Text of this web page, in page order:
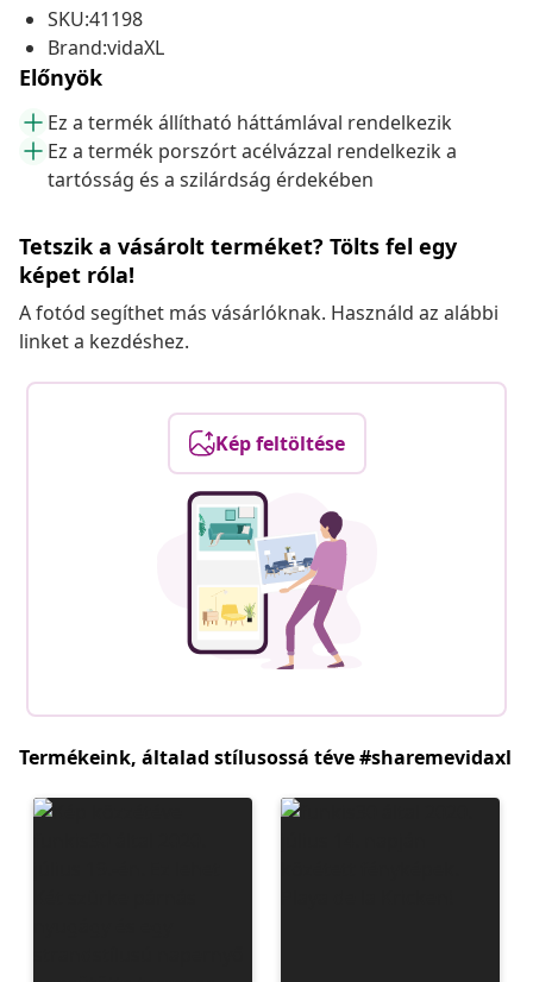
SKU:41198
Brand:vidaXL
Előnyök
Ez a termék állítható háttámlával rendelkezik
Ez a termék porszórt acélvázzal rendelkezik a
tartósság és a szilárdság érdekében
Tetszik a vásárolt terméket? Tölts fel egy
képet róla!
A fotód segíthet más vásárlóknak. Használd az alábbi
linket a kezdéshez.
Kép feltöltése
Termékeink, általad stílusossá téve #sharemevidaxl